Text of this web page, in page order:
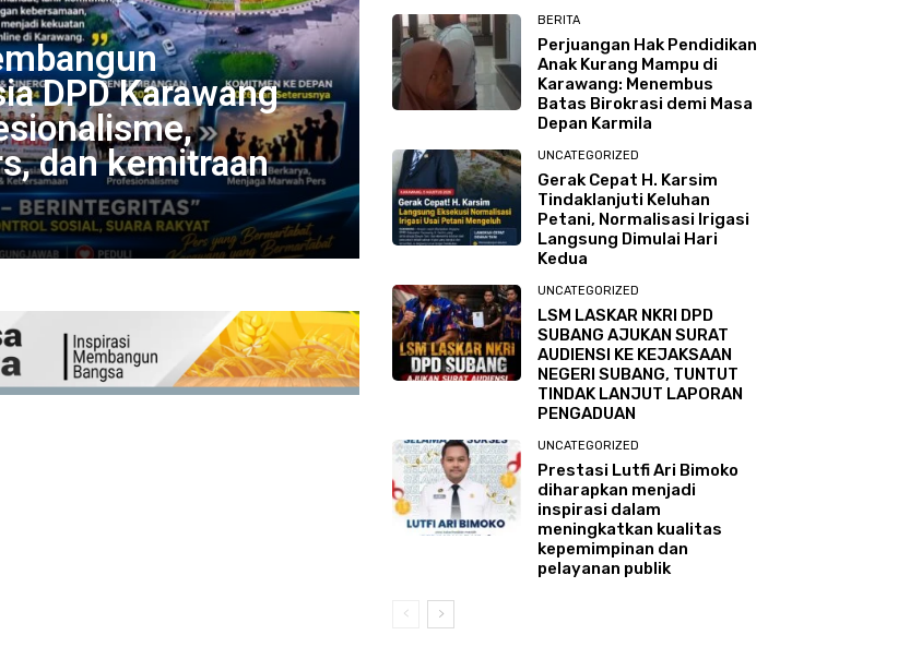
DPD Karawang
dan kemitraan
Perjuangan Hak Pendidikan
Mampu di Karawang:
Birokrasi demi Masa Depan
5 Agustus 2026
BERITA
Perjuangan Hak Pendidikan
Anak Kurang Mampu di
Karawang: Menembus
Batas Birokrasi demi Masa
Depan Karmila
UNCATEGORIZED
Gerak Cepat H. Karsim
Tindaklanjuti Keluhan
Petani, Normalisasi Irigasi
Langsung Dimulai Hari
Kedua
UNCATEGORIZED
LSM LASKAR NKRI DPD
SUBANG AJUKAN SURAT
AUDIENSI KE KEJAKSAAN
NEGERI SUBANG, TUNTUT
TINDAK LANJUT LAPORAN
PENGADUAN
UNCATEGORIZED
Prestasi Lutfi Ari Bimoko
diharapkan menjadi
inspirasi dalam
meningkatkan kualitas
kepemimpinan dan
pelayanan publik